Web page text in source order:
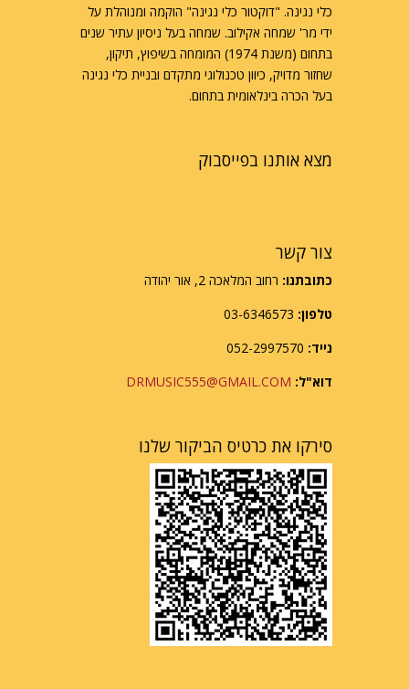
כלי נגינה. "דוקטור כלי נגינה" הוקמה ומנוהלת על
ידי מר' שמחה אקילוב. שמחה בעל ניסיון עתיר שנים
בתחום (משנת 1974) המומחה בשיפוץ, תיקון,
שחזור מדויק, כיוון טכנולוגי מתקדם ובניית כלי נגינה
בעל הכרה בינלאומית בתחום.
מצא אותנו בפייסבוק
צור קשר
כתובתנו: רחוב המלאכה 2, אור יהודה
טלפון:
נייד:
דוא"ל: DRMUSIC555@GMAIL.COM
סירקו את כרטיס הביקור שלנו